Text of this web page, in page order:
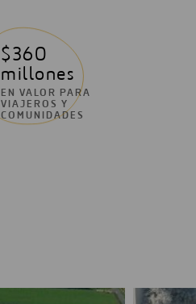
$360
millones
EN VALOR PARA
VIAJEROS Y
COMUNIDADES